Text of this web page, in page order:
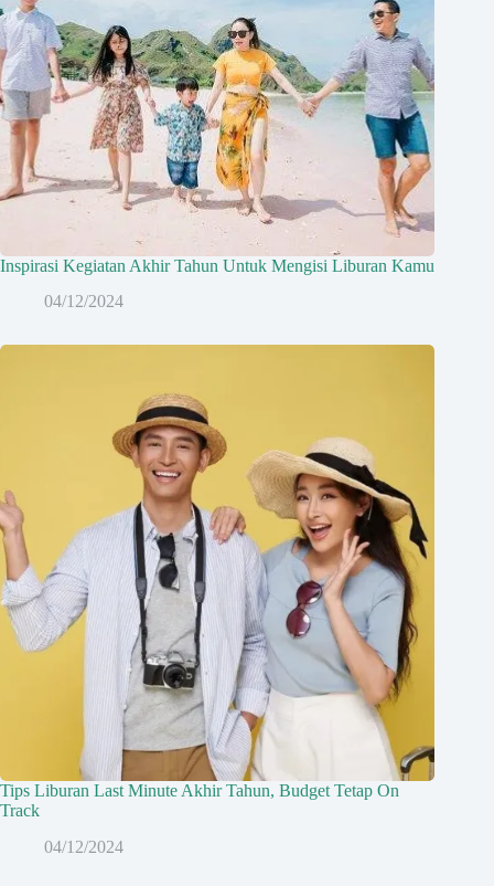
Inspirasi Kegiatan Akhir Tahun Untuk Mengisi Liburan Kamu
04/12/2024
Tips Liburan Last Minute Akhir Tahun, Budget Tetap On
Track
04/12/2024